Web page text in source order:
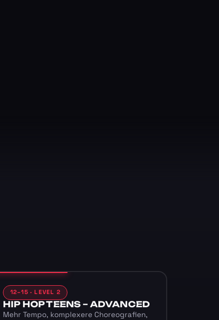
12–15 · LEVEL 2
HIP HOP TEENS – ADVANCED
Mehr Tempo, komplexere Choreografien,